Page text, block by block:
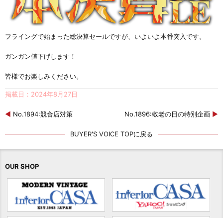
フライングで始まった総決算セールですが、いよいよ本番突入です。
ガンガン値下げします！
皆様でお楽しみください。
掲載日：2024年8月27日
◀ No.1894:競合店対策 No.1896:敬老の日の特別企画 ▶
BUYER'S VOICE TOPに戻る
OUR SHOP